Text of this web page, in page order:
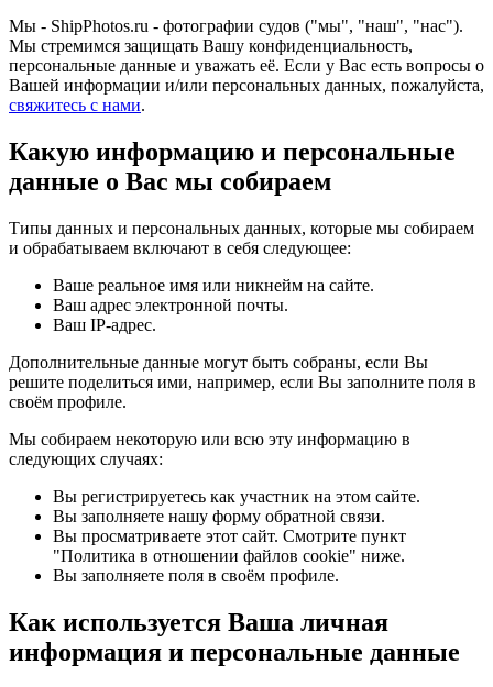
Мы - ShipPhotos.ru - фотографии судов ("мы", "наш", "нас").
Мы стремимся защищать Вашу конфиденциальность,
персональные данные и уважать её. Если у Вас есть вопросы о
Вашей информации и/или персональных данных, пожалуйста,
свяжитесь с нами.
Какую информацию и персональные
данные о Вас мы собираем
Типы данных и персональных данных, которые мы собираем
и обрабатываем включают в себя следующее:
Ваше реальное имя или никнейм на сайте.
Ваш адрес электронной почты.
Ваш IP-адрес.
Дополнительные данные могут быть собраны, если Вы
решите поделиться ими, например, если Вы заполните поля в
своём профиле.
Мы собираем некоторую или всю эту информацию в
следующих случаях:
Вы регистрируетесь как участник на этом сайте.
Вы заполняете нашу форму обратной связи.
Вы просматриваете этот сайт. Смотрите пункт
"Политика в отношении файлов cookie" ниже.
Вы заполняете поля в своём профиле.
Как используется Ваша личная
информация и персональные данные